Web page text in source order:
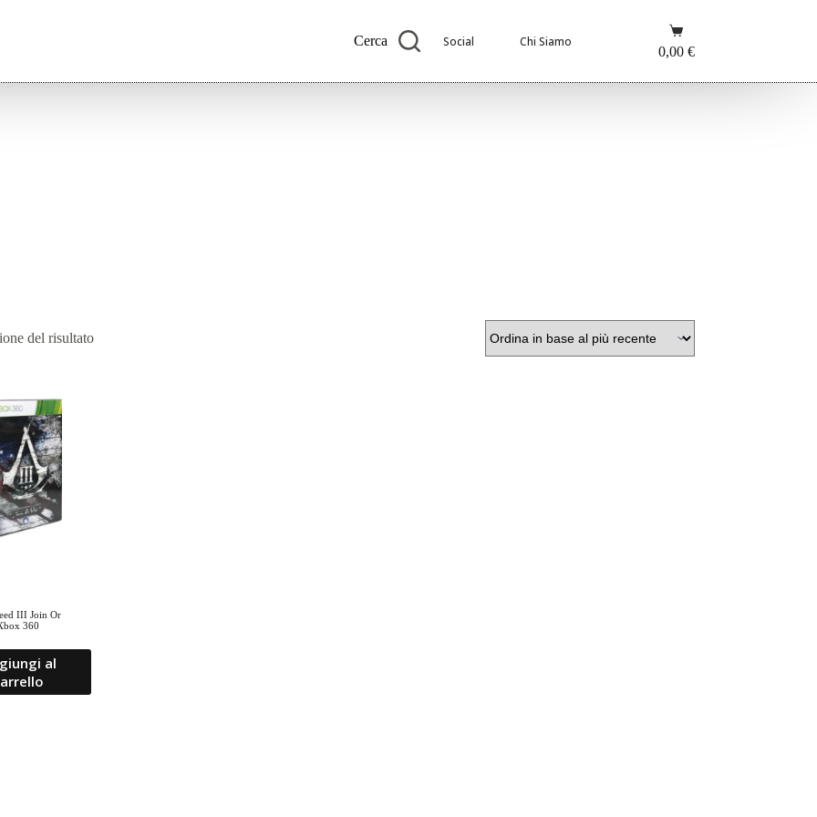
Cerca Social Chi Siamo
Carrello
0,00 €
del risultato
III Join Or
360
al